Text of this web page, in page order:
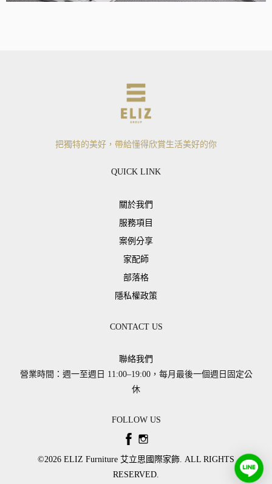
把獨特的美好，帶給懂得欣賞生活美好的你
QUICK LINK
關於我們
服務項目
案例分享
家配師
部落格
隱私權政策
CONTACT US
聯絡我們
營業時間：週一至週日 11:00–19:00，每月最後一個週日固定公
休
FOLLOW US
©2026 ​ELIZ Furniture 艾立思國際家飾. ALL RIGHTS
RESERVED.